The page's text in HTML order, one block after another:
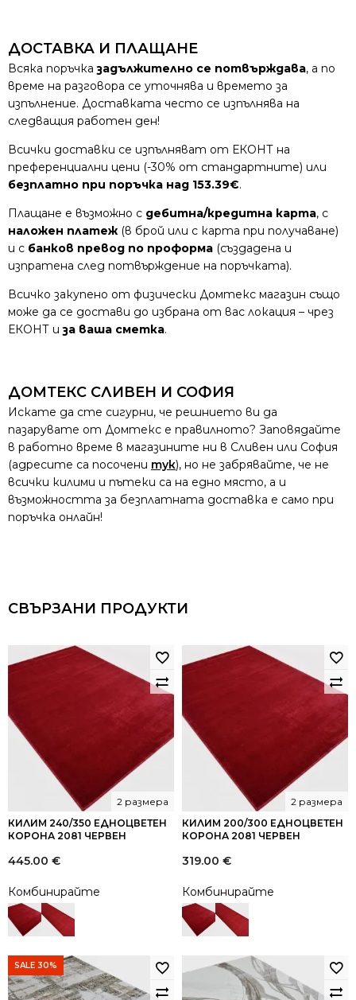
ДОСТАВКА И ПЛАЩАНЕ
Всяка поръчказадължително се потвърждава, а по
време на разговора се уточнява и времето за
изпълнение. Доставката често се изпълнява на
следващия работен ден!
Всички доставки се изпълняват от ЕКОНТ на
преференциални цени (-30% от стандартните) или
безплатно при поръчка над 153.39€.
Плащане е възможно с дебитна/кредитна карта, с
наложен платеж (в брой или с карта при получаване)
и с банков превод по проформа (създадена и
изпратена след потвърждение на поръчката).
Всичко закупено от физически Домтекс магазин също
може да се достави до избрана от вас локация – чрез
ЕКОНТ иза ваша сметка.
ДОМТЕКС СЛИВЕН И СОФИЯ
Искате да сте сигурни, че решнието ви да
пазарувате от Домтекс е правилното? Заповядайте
в работно време в магазините ни в Сливен или София
(адресите са посочени тук), но не забрявайте, че не
всички килими и пътеки са на едно място, а и
възможността за безплатната доставка е само при
поръчка онлайн!
СВЪРЗАНИ ПРОДУКТИ
КИЛИМ 240/350 ЕДНОЦВЕТЕН
КОРОНА 2081 ЧЕРВЕН
2 размера
445.00 €
Комбинирайте
КИЛИМ 200/300 ЕДНОЦВЕТЕН
КОРОНА 2081 ЧЕРВЕН
2 размера
319.00 €
Комбинирайте
SALE 30%